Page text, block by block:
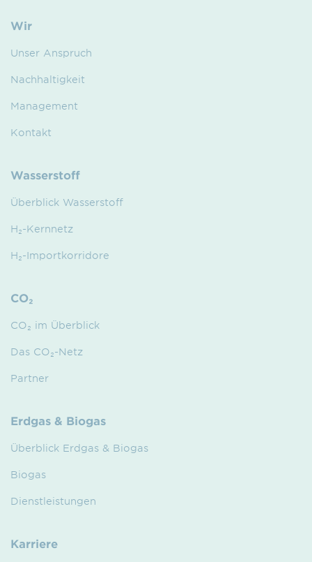
Wir
Unser Anspruch
Nachhaltigkeit
Management
Kontakt
Wasserstoff
Überblick Wasserstoff
H₂-Kernnetz
H₂-Importkorridore
CO₂
CO₂ im Überblick
Das CO₂-Netz
Partner
Erdgas & Biogas
Überblick Erdgas & Biogas
Biogas
Dienstleistungen
Karriere